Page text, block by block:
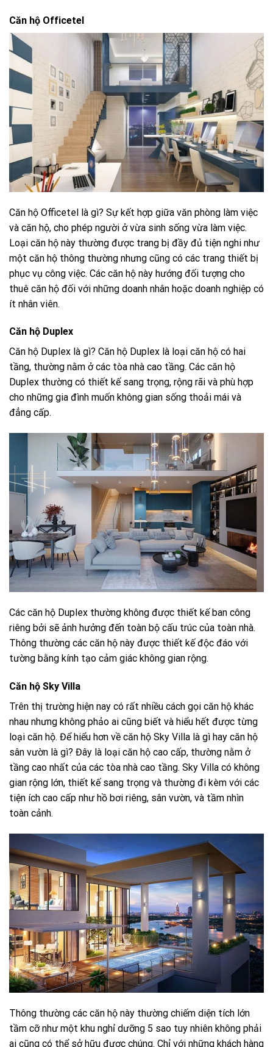
Căn hộ Officetel
Căn hộ Officetel là gì? Sự kết hợp giữa văn phòng làm việc
và căn hộ, cho phép người ở vừa sinh sống vừa làm việc.
Loại căn hộ này thường được trang bị đầy đủ tiện nghi như
một căn hộ thông thường nhưng cũng có các trang thiết bị
phục vụ công việc. Các căn hộ này hướng đối tượng cho
thuê căn hộ đối với những doanh nhân hoặc doanh nghiệp có
ít nhân viên.
Căn hộ Duplex
Căn hộ Duplex là gì? Căn hộ Duplex là loại căn hộ có hai
tầng, thường nằm ở các tòa nhà cao tầng. Các căn hộ
Duplex thường có thiết kế sang trọng, rộng rãi và phù hợp
cho những gia đình muốn không gian sống thoải mái và
đẳng cấp.
Các căn hộ Duplex thường không được thiết kế ban công
riêng bởi sẽ ảnh hưởng đến toàn bộ cấu trúc của toàn nhà.
Thông thường các căn hộ này được thiết kế độc đáo với
tường bằng kính tạo cảm giác không gian rộng.
Căn hộ Sky Villa
Trên thị trường hiện nay có rất nhiều cách gọi căn hộ khác
nhau nhưng không phảo ai cũng biết và hiểu hết được từng
loại căn hộ. Để hiểu hơn về căn hộ Sky Villa là gì hay căn hộ
sân vườn là gì? Đây là loại căn hộ cao cấp, thường nằm ở
tầng cao nhất của các tòa nhà cao tầng. Sky Villa có không
gian rộng lớn, thiết kế sang trọng và thường đi kèm với các
tiện ích cao cấp như hồ bơi riêng, sân vườn, và tầm nhìn
toàn cảnh.
Thông thường các căn hộ này thường chiếm diện tích lớn
tầm cỡ như một khu nghỉ dưỡng 5 sao tuy nhiên không phải
ai cũng có thể sở hữu được chúng. Chỉ với những khách hàng